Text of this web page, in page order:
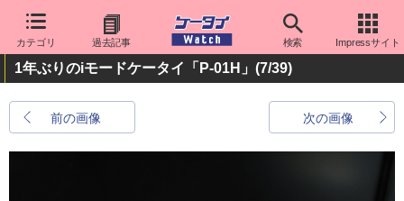
カテゴリ 過去記事 検索 Impressサイト
1年ぶりのiモードケータイ「P-01H」 (7/39)
前の画像 次の画像